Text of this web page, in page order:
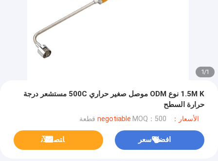
1
/
1
1.5M K نوع ODM موصل صغير حراري 500C مستشعر درجة
حرارة السطح
الأسعار：negotiable MOQ：500 قطعة
افضل سعر ﺎﺘﺼﻟ ﺍﻶﻧ